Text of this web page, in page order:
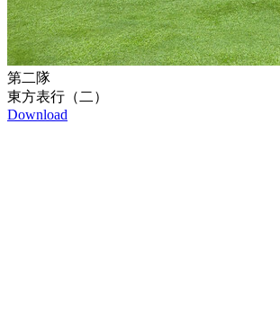
第二隊
東方表行（二）
Download